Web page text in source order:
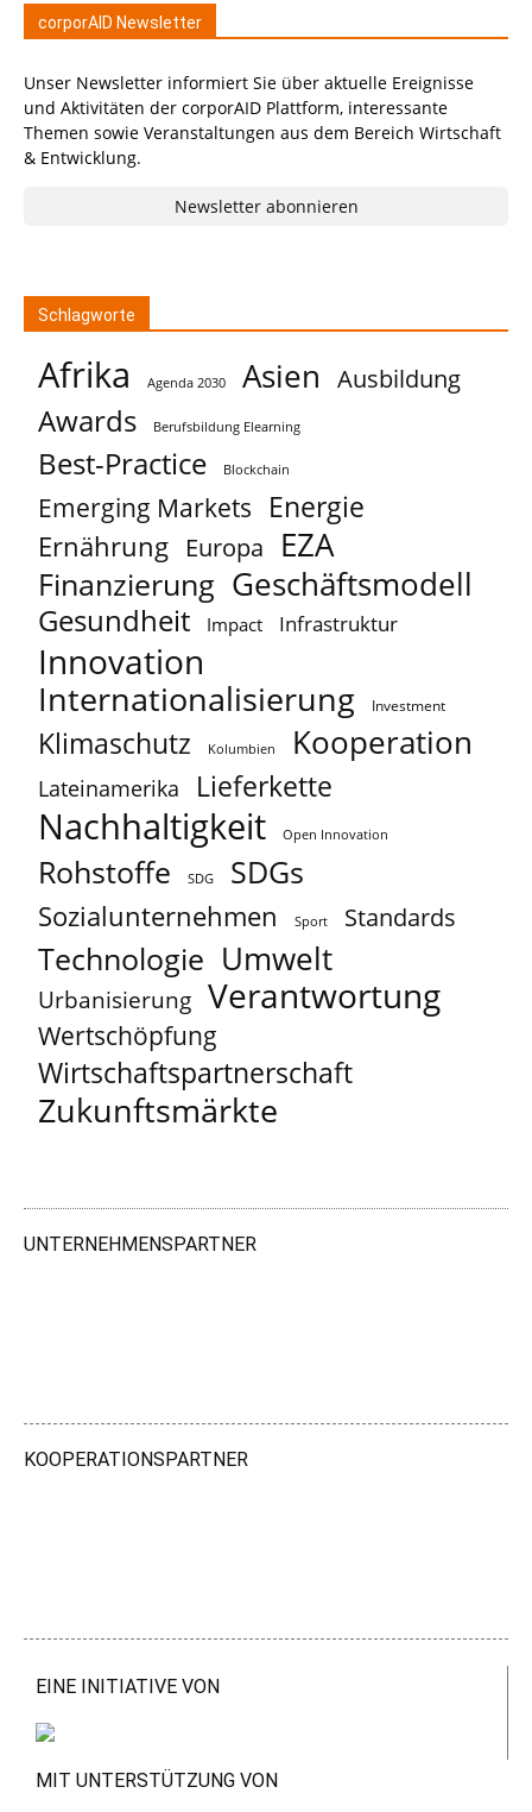
corporAID Newsletter
Unser Newsletter informiert Sie über aktuelle Ereignisse
und Aktivitäten der corporAID Plattform, interessante
Themen sowie Veranstaltungen aus dem Bereich Wirtschaft
& Entwicklung.
Newsletter abonnieren
Schlagworte
Afrika Agenda 2030 Asien Ausbildung
Awards Berufsbildung Elearning
Best-Practice Blockchain
Emerging Markets Energie
Ernährung Europa EZA
Finanzierung Geschäftsmodell
Gesundheit Impact Infrastruktur
Innovation
Internationalisierung Investment
Klimaschutz Kolumbien Kooperation
Lateinamerika Lieferkette
Nachhaltigkeit Open Innovation
Rohstoffe SDG SDGs
Sozialunternehmen Sport Standards
Technologie Umwelt
Urbanisierung Verantwortung
Wertschöpfung
Wirtschaftspartnerschaft
Zukunftsmärkte
UNTERNEHMENSPARTNER
KOOPERATIONSPARTNER
EINE INITIATIVE VON
MIT UNTERSTÜTZUNG VON